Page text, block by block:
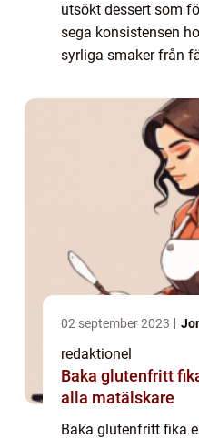
utsökt dessert som
sega konsistensen
syrliga smaker från
favorit bland
02 september 2023
redaktionel
Baka glutenfritt fika enkelt
alla matälskare
Baka glutenfritt fika